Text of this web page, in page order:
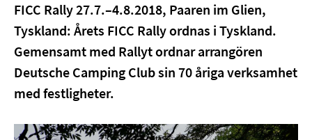
FICC Rally 27.7.–4.8.2018, Paaren im Glien,
Tyskland: Årets FICC Rally ordnas i Tyskland.
Gemensamt med Rallyt ordnar arrangören
Deutsche Camping Club sin 70 åriga verksamhet
med festligheter.